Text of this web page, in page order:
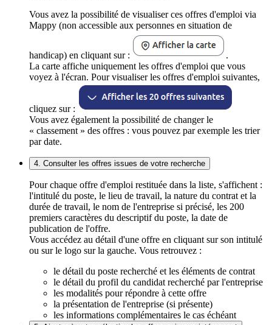
Vous avez la possibilité de visualiser ces offres d'emploi via
Mappy (non accessible aux personnes en situation de
handicap) en cliquant sur :
.
La carte affiche uniquement les offres d'emploi que vous
voyez à l'écran. Pour visualiser les offres d'emploi suivantes,
cliquez sur :
Vous avez également la possibilité de changer le
« classement » des offres : vous pouvez par exemple les trier
par date.
4. Consulter les offres issues de votre recherche
Pour chaque offre d'emploi restituée dans la liste, s'affichent :
l'intitulé du poste, le lieu de travail, la nature du contrat et la
durée de travail, le nom de l'entreprise si précisé, les 200
premiers caractères du descriptif du poste, la date de
publication de l'offre.
Vous accédez au détail d'une offre en cliquant sur son intitulé
ou sur le logo sur la gauche. Vous retrouvez :
le détail du poste recherché et les éléments de contrat
le détail du profil du candidat recherché par l'entreprise
les modalités pour répondre à cette offre
la présentation de l'entreprise (si présente)
les informations complémentaires le cas échéant